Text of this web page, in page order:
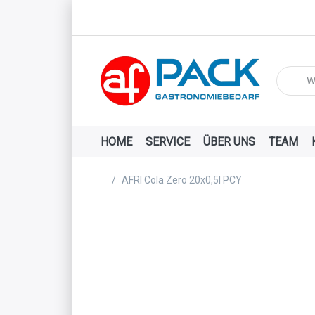
Geben
HOME SERVICE ÜBER UNS TEAM
Startseite
AFRI Cola Zero 20x0,5l PCY